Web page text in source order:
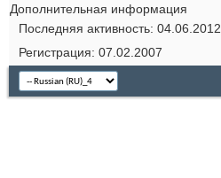
Дополнительная информация
Последняя активность 04.06.2012
Регистрация 07.02.2007